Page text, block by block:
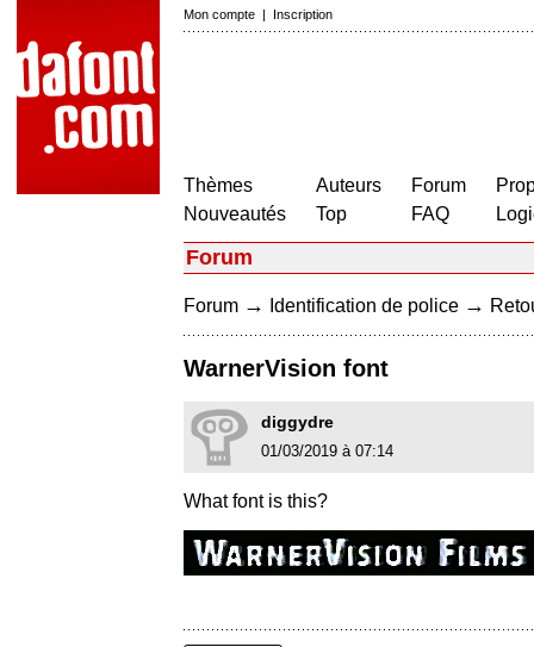
Mon compte | Inscription
Thèmes
Nouveautés
Auteurs
Top
Forum
FAQ
Forum
Forum → Identification de police →
WarnerVision font
diggydre
01/03/2019 à 07:14
What font is this?